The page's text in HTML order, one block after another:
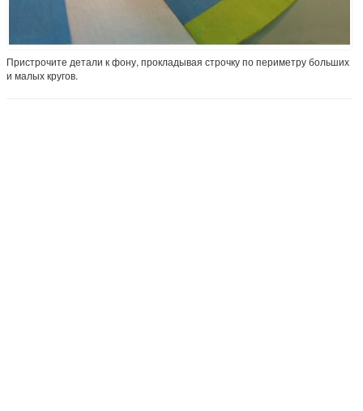
Пристрочите детали к фону, прокладывая строчку по периметру больших
и малых кругов.